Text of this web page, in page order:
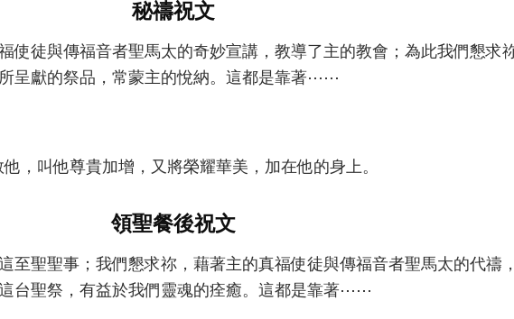
秘禱祝文
使徒與傳福音者聖馬太的奇妙宣講，教導了主的教會；為此我們懇求
呈獻的祭品，常蒙主的悅納。這都是靠著⋯⋯
，叫他尊貴加增，又將榮耀華美，加在他的身上。
領聖餐後祝文
至聖聖事；我們懇求祢，藉著主的真福使徒與傳福音者聖馬太的代禱
台聖祭，有益於我們靈魂的痊癒。這都是靠著⋯⋯